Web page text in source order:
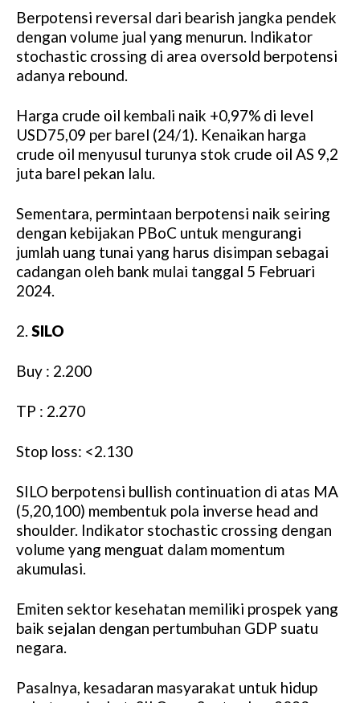
Berpotensi reversal dari bearish jangka pendek
dengan volume jual yang menurun. Indikator
stochastic crossing di area oversold berpotensi
adanya rebound.
Harga crude oil kembali naik +0,97% di level
USD75,09 per barel (24/1). Kenaikan harga
crude oil menyusul turunya stok crude oil AS 9,2
juta barel pekan lalu.
Sementara, permintaan berpotensi naik seiring
dengan kebijakan PBoC untuk mengurangi
jumlah uang tunai yang harus disimpan sebagai
cadangan oleh bank mulai tanggal 5 Februari
2024.
2. SILO
Buy : 2.200
TP : 2.270
Stop loss: <2.130
SILO berpotensi bullish continuation di atas MA
(5,20,100) membentuk pola inverse head and
shoulder. Indikator stochastic crossing dengan
volume yang menguat dalam momentum
akumulasi.
Emiten sektor kesehatan memiliki prospek yang
baik sejalan dengan pertumbuhan GDP suatu
negara.
Pasalnya, kesadaran masyarakat untuk hidup